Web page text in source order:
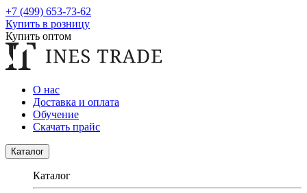
+7 (499) 653-73-62
Купить в розницу
Купить оптом
О нас
Доставка и оплата
Обучение
Скачать прайс
Каталог
Каталог